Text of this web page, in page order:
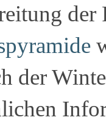
der
der